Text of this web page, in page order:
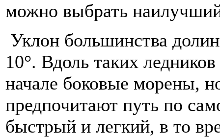
можно выбрать
Уклон большинства
10°. Вдоль таких
начале боковые морены,
предпочитают путь по
быстрый и легкий, в то